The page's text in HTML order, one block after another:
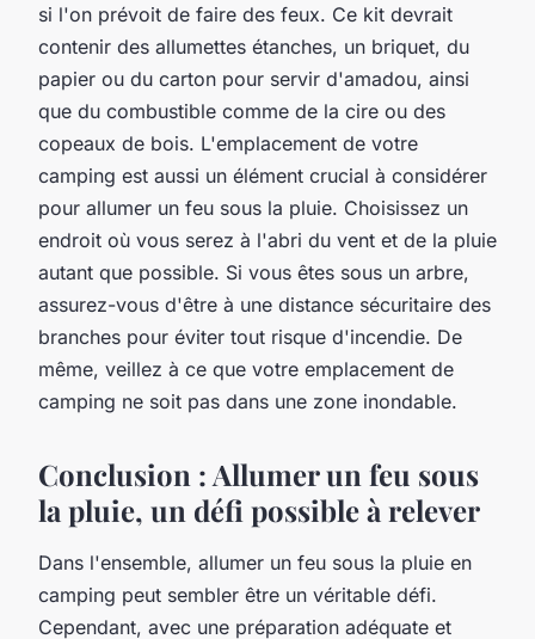
si l'on prévoit de faire des feux. Ce kit devrait
contenir des allumettes étanches, un briquet, du
papier ou du carton pour servir d'amadou, ainsi
que du combustible comme de la cire ou des
copeaux de bois. L'emplacement de votre
camping est aussi un élément crucial à considérer
pour allumer un feu sous la pluie. Choisissez un
endroit où vous serez à l'abri du vent et de la pluie
autant que possible. Si vous êtes sous un arbre,
assurez-vous d'être à une distance sécuritaire des
branches pour éviter tout risque d'incendie. De
même, veillez à ce que votre emplacement de
camping ne soit pas dans une zone inondable.
Conclusion : Allumer un feu sous
la pluie, un défi possible à relever
Dans l'ensemble, allumer un feu sous la pluie en
camping peut sembler être un véritable défi.
Cependant, avec une préparation adéquate et